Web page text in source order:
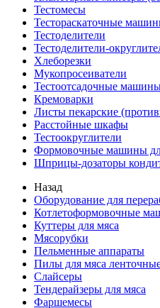
Тестомесы
Тестораскаточные
Тестоделители
Тестоделители-
Хлеборезки
Мукопросеиватели
Тестоотсадочные
Кремоварки
Листы пекарские
Расстойные шкафы
Тестоокруглители
Формовочные машины
Шприцы-дозаторы
Назад
Оборудование для
Котлетоформовочные
Куттеры для мяса
Мясорубки
Пельменные аппараты
Пилы для мяса
Слайсеры
Тендерайзеры для мяса
Фаршемесы